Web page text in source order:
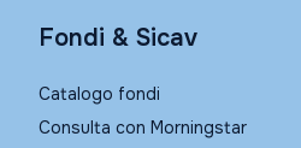
Fondi & Sicav
Catalogo fondi
Consulta con Morningstar